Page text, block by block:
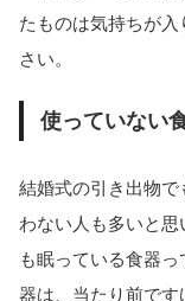
たものは気持ちが
さい。
使っていない
結婚式の引き出物
わない人も多いと
も眠っている食器
器は、当たり前です